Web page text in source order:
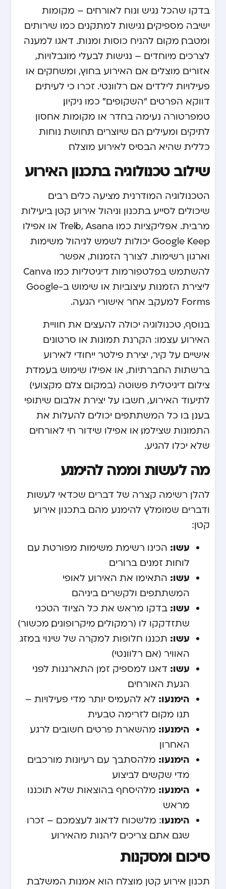
בדקו שהכל נגיש ונוח לאורחים – מקומות
ישיבה מספיקים, נגישות למתקנים כמו שירותים
ומטבח, מקום להניח כוסות ומנות. דאגו למענה
לצרכים מיוחדים – נגישות לבעלי מוגבלויות,
אזורים מוצלים אם האירוע בחוץ, ומשחקים או
פעילויות לילדים אם רלוונטי. זכרו כי לעיתים,
דווקא הפרטים “השקופים” כמו ניקיון,
טמפרטורה נעימה בחדר או מקומות אחסון
לתיקים ומעילים, הם שיוצרים תחושת נוחות
כללית שהיא הבסיס לאירוע מוצלח.
שילוב טכנולוגיה בתכנון האירוע
הטכנולוגיה המודרנית מציעה כלים רבים
שיכולים לסייע בתכנון וניהול אירוע קטן ביעילות
מרבית. אפליקציות כמו Trello, Asana או אפילו
Google Keep יכולות לשמש לניהול משימות
וארגון רשימות. לצורך הזמנות, אפשר
להשתמש בפלטפורמות דיגיטליות כמו Canva
ליצירת הזמנות עיצוביות או שימוש ב-Google
Forms למעקב אחר אישורי הגעה.
בנוסף, טכנולוגיה יכולה להעצים את חוויית
האירוע עצמו: הקרנת תמונות או סרטונים
אישיים על קיר, יצירת פילטר ייחודי לאירוע
ברשתות החברתיות, או אפילו שימוש בעמדת
צילום דיגיטלית פשוטה (במקום צלם מקצועי).
לתיעוד האירוע, חשבו על יצירת אלבום שיתופי
בענן בו כל המשתתפים יכולים להעלות את
התמונות שצילמו, או אפילו שידור חי לאורחים
שלא יכלו להגיע.
מה לעשות וממה להימנע
להלן רשימה קצרה של דברים שכדאי לעשות
ודברים שמומלץ להימנע מהם בתכנון אירוע
קטן:
עשו: הכינו רשימת משימות מפורטת עם
לוחות זמנים ברורים
עשו: התאימו את האירוע לאופי
המשתתפים ולקשרים ביניהם
עשו: בדקו מראש את כל הציוד הטכני
שתזדקקו לו (רמקולים, מיקרופונים, מכשור)
עשו: תכננו חלופות למקרה של שינוי במזג
האוויר (אם רלוונטי)
עשו: דאגו למספיק זמן התארגנות לפני
הגעת האורחים
הימנעו: לא להעמיס יותר מדי פעילויות –
תנו מקום לזרימה טבעית
הימנעו: מהשארת פרטים חשובים לרגע
האחרון
הימנעו: מלהסתבך עם רעיונות מורכבים
מדי שקשים לביצוע
הימנעו: מלהיסחף בהוצאות שלא תוכננו
מראש
הימנעו: מלשכוח לדאוג לעצמכם – זכרו
שגם אתם צריכים ליהנות מהאירוע
סיכום ומסקנות
תכנון אירוע קטן מוצלח הוא אמנות המשלבת